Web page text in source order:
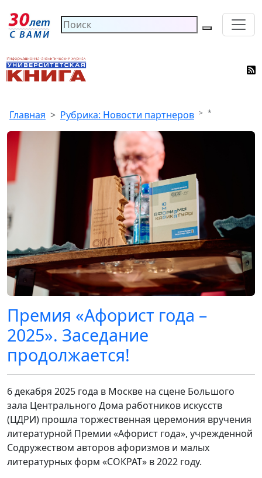
Главная Рубрика: Новости партнеров *
Премия «Афорист года –
2025». Заседание
продолжается!
6 декабря 2025 года в Москве на сцене Большого
зала Центрального Дома работников искусств
(ЦДРИ) прошла торжественная церемония вручения
литературной Премии «Афорист года», учрежденной
Содружеством авторов афоризмов и малых
литературных форм «СОКРАТ» в 2022 году.